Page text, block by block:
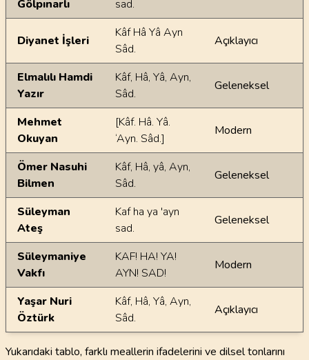
Gölpınarlı sad.
Diyanet İşleri
Kâf Hâ Yâ Ayn
Sâd.
Açıklayıcı
Elmalılı Hamdi
Yazır
Kâf, Hâ, Yâ, Ayn,
Sâd.
Geleneksel
Mehmet
Okuyan
[Kâf. Hâ. Yâ.
‘Ayn. Sâd.]
Modern
Ömer Nasuhi
Bilmen
Kâf, Hâ, yâ, Ayn,
Sâd.
Geleneksel
Süleyman
Ateş
Kaf ha ya 'ayn
sad.
Geleneksel
Süleymaniye
Vakfı
KAF! HA! YA!
AYN! SAD!
Modern
Yaşar Nuri
Öztürk
Kâf, Hâ, Yâ, Ayn,
Sâd.
Açıklayıcı
Yukarıdaki tablo, farklı meallerin ifadelerini ve dilsel tonlarını